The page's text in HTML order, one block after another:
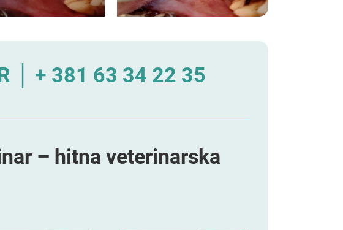
│ + 381 63 34 22 35
– hitna veterinarska